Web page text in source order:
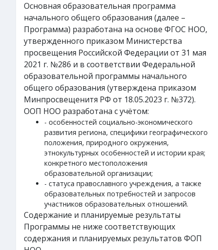
Основная образовательная программа
начального общего образования (далее –
Программа) разработана на основе ФГОС НОО,
утвержденного приказом Министерства
просвещения Российской Федерации от 31 мая
2021 г. №286 и в соответствии Федеральной
образовательной программы начального
общего образования (утверждена приказом
Минпросвещенитя РФ от 18.05.2023 г. №372).
ООП НОО разработана с учётом:
- особенностей социально-экономического
развития региона, специфики географического
положения, природного окружения,
этнокультурных особенностей и истории края;
конкретного местоположения
образовательной организации;
- статуса православного учреждения, а также
образовательных потребностей и запросов
участников образовательных отношений.
Содержание и планируемые результаты
Программы не ниже соответствующих
содержания и планируемых результатов ФОП